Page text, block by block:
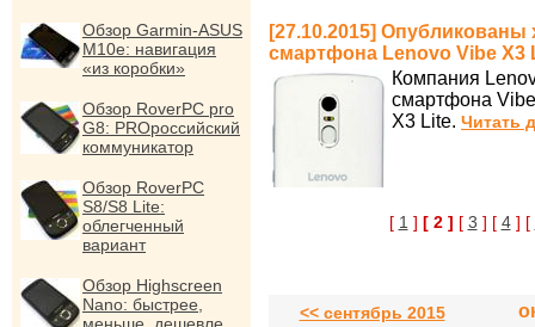
Обзор Garmin-ASUS
M10e: навигация
«из коробки»
Обзор RoverPC pro
G8: PROроссийский
коммуникатор
Обзор RoverPC
S8/S8 Lite:
облегченный
вариант
Обзор Highscreen
Nano: быстрее,
[27.10.2015] Опубликованы
смартфона Lenovo Vibe X3
Компания
смартфона
X3 Lite. Читать
[ 1 ] [ 2 ] [ 3 ] [ 4] [
<< сентябрь 2015